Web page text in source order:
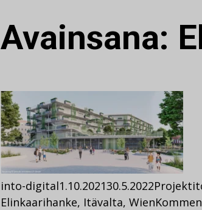
Avainsana:
into-digital1.10.202130.5.2022Projektit
Elinkaarihanke, Itävalta, Wien